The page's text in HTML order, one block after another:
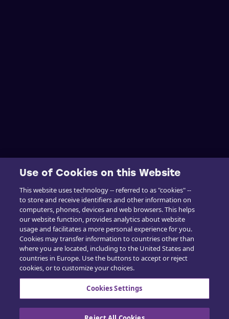
Use of Cookies on this Website
This website uses technology -- referred to as "cookies" --
to store and receive identifiers and other information on
computers, phones, devices and web browsers. This helps
our website function, provides analytics about website
usage and facilitates a more personal experience for you.
Cookies may transfer information to countries other than
where you are located, including to the United States and
countries in Europe. Use the buttons to accept or reject
cookies, or to customize your choices.
Cookies Settings